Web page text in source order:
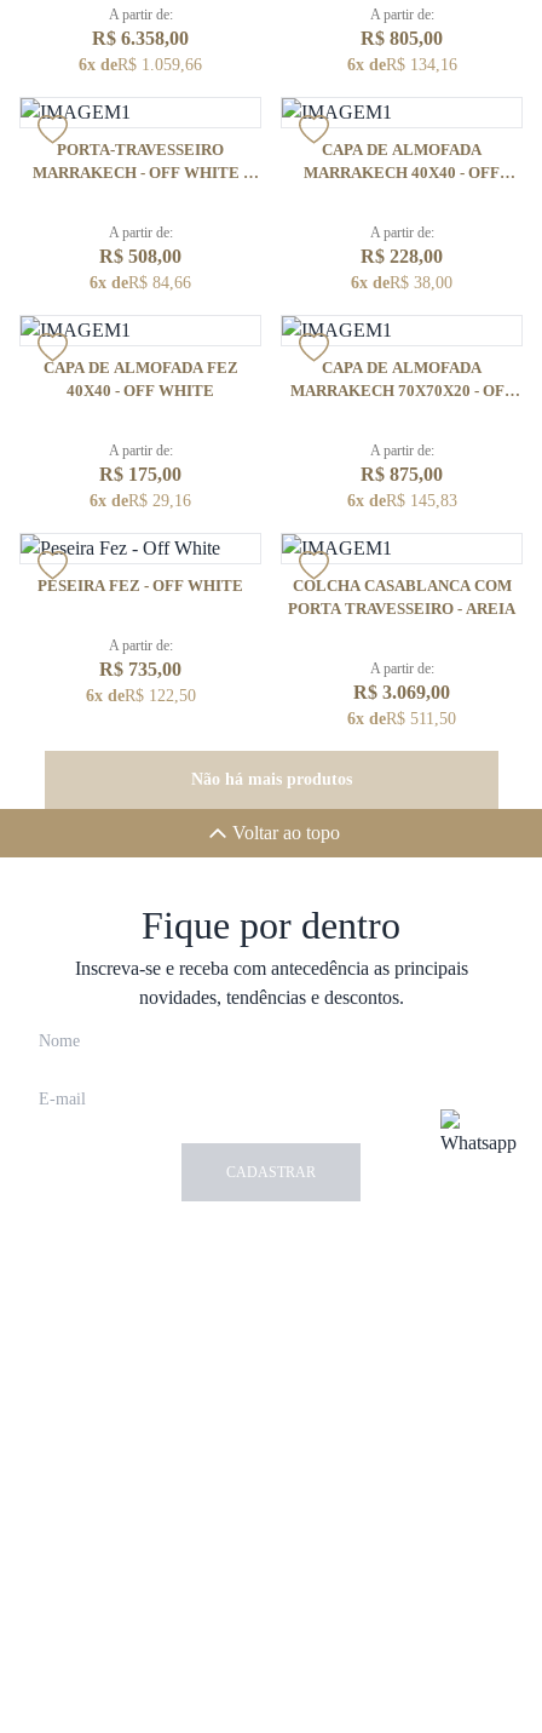
A partir de:
R$ 6.358,00
6x deR$ 1.059,66
A partir de:
R$ 805,00
6x deR$ 134,16
PORTA-TRAVESSEIRO
MARRAKECH - OFF WHITE /
A partir de:
R$ 508,00
6x deR$ 84,66
CAPA DE ALMOFADA
MARRAKECH 40X40 - OFF
A partir de:
R$ 228,00
6x deR$ 38,00
CAPA DE ALMOFADA FEZ
40X40 - OFF WHITE
A partir de:
R$ 175,00
6x deR$ 29,16
CAPA DE ALMOFADA
MARRAKECH 70X70X20 - OFF
A partir de:
R$ 875,00
6x deR$ 145,83
PESEIRA FEZ - OFF WHITE
A partir de:
R$ 735,00
6x deR$ 122,50
COLCHA CASABLANCA COM
PORTA TRAVESSEIRO - AREIA
A partir de:
R$ 3.069,00
6x deR$ 511,50
Não há mais produtos
Voltar ao topo
Fique por dentro
Inscreva-se e receba com antecedência as principais
novidades, tendências e descontos.
CADASTRAR